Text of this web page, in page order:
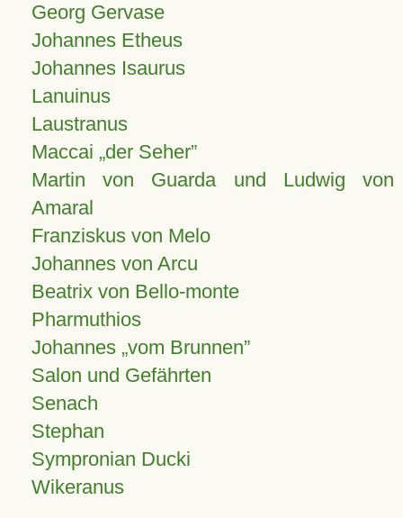
Georg Gervase
Johannes Etheus
Johannes Isaurus
Lanuinus
Laustranus
Maccai „der Seher”
Martin von Guarda und Ludwig von
Amaral
Franziskus von Melo
Johannes von Arcu
Beatrix von Bello-monte
Pharmuthios
Johannes vom Brunnen
Salon und Gefährten
Senach
Stephan
Sympronian Ducki
Wikeranus